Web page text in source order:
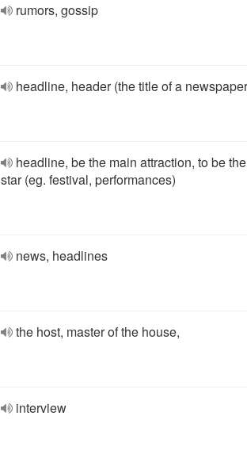
rumors, gossip
headline, header (the title of a
headline, be the main attraction, to be
star (eg. festival, performances)
news, headlines
the host, master of the house,
interview